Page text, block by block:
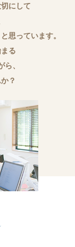
にして
思っています。
る
ら、
？